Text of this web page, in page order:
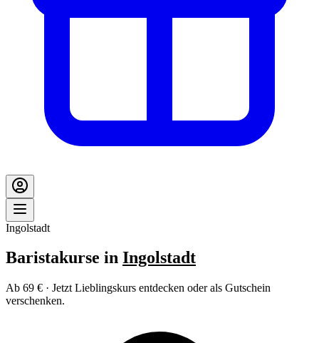
Ingolstadt
Baristakurse in Ingolstadt
Ab 69 € · Jetzt Lieblingskurs entdecken oder als Gutschein
verschenken.